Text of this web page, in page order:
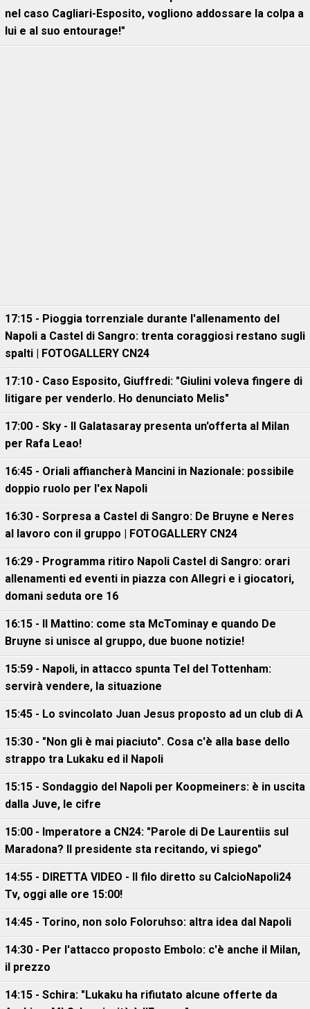
nel caso Cagliari-Esposito, vogliono addossare la colpa a
lui e al suo entourage!"
17:15 - Pioggia torrenziale durante l'allenamento del
Napoli a Castel di Sangro: trenta coraggiosi restano sugli
spalti | FOTOGALLERY CN24
17:10 - Caso Esposito, Giuffredi: "Giulini voleva fingere di
litigare per venderlo. Ho denunciato Melis"
17:00 - Sky - Il Galatasaray presenta un'offerta al Milan
per Rafa Leao!
16:45 - Oriali affiancherà Mancini in Nazionale: possibile
doppio ruolo per l'ex Napoli
16:30 - Sorpresa a Castel di Sangro: De Bruyne e Neres
al lavoro con il gruppo | FOTOGALLERY CN24
16:29 - Programma ritiro Napoli Castel di Sangro: orari
allenamenti ed eventi in piazza con Allegri e i giocatori,
domani seduta ore 16
16:15 - Il Mattino: come sta McTominay e quando De
Bruyne si unisce al gruppo, due buone notizie!
15:59 - Napoli, in attacco spunta Tel del Tottenham:
servirà vendere, la situazione
15:45 - Lo svincolato Juan Jesus proposto ad un club di A
15:30 - "Non gli è mai piaciuto". Cosa c'è alla base dello
strappo tra Lukaku ed il Napoli
15:15 - Sondaggio del Napoli per Koopmeiners: è in uscita
dalla Juve, le cifre
15:00 - Imperatore a CN24: "Parole di De Laurentiis sul
Maradona? Il presidente sta recitando, vi spiego"
14:55 - DIRETTA VIDEO - Il filo diretto su CalcioNapoli24
Tv, oggi alle ore 15:00!
14:45 - Torino, non solo Foloruhso: altra idea dal Napoli
14:30 - Per l'attacco proposto Embolo: c'è anche il Milan,
il prezzo
14:15 - Schira: "Lukaku ha rifiutato alcune offerte da